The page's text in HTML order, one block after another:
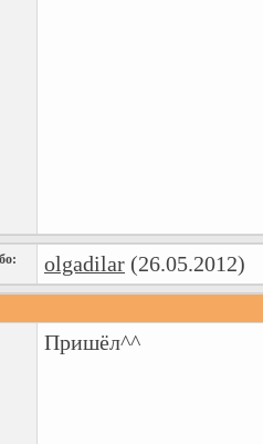
olgadilar (26.05.2012)
Пришёл^^